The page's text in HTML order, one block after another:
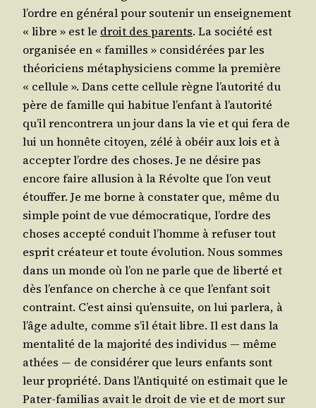
l’ordre en géné­ral pour sou­te­nir un ensei­gne­ment
« libre » est le droit des parents. La socié­té est
orga­ni­sée en « familles » consi­dé­rées par les
théo­ri­ciens méta­phy­si­ciens comme la pre­mière
« cel­lule ». Dans cette cel­lule règne l’au­to­ri­té du
père de famille qui habi­tue l’en­fant à l’au­to­ri­té
qu’il ren­con­tre­ra un jour dans la vie et qui fera de
lui un hon­nête citoyen, zélé à obéir aux lois et à
accep­ter l’ordre des choses. Je ne désire pas
encore faire allu­sion à la Révolte que l’on veut
étouf­fer. Je me borne à consta­ter que, même du
simple point de vue démo­cra­tique, l’ordre des
choses accep­té conduit l’homme à refu­ser tout
esprit créa­teur et toute évo­lu­tion. Nous sommes
dans un monde où l’on ne parle que de liber­té et
dès l’en­fance on cherche à ce que l’en­fant soit
contraint. C’est ain­si qu’en­suite, on lui par­le­ra, à
l’âge adulte, comme s’il était libre. Il est dans la
men­ta­li­té de la majo­ri­té des indi­vi­dus ― même
athées ― de consi­dé­rer que leurs enfants sont
leur pro­prié­té. Dans l’An­ti­qui­té on esti­mait que le
Pater-fami­lias avait le droit de vie et de mort sur